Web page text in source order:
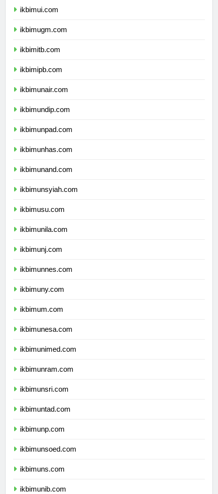
ikbimui.com
ikbimugm.com
ikbimitb.com
ikbimipb.com
ikbimunair.com
ikbimundip.com
ikbimunpad.com
ikbimunhas.com
ikbimunand.com
ikbimunsyiah.com
ikbimusu.com
ikbimunila.com
ikbimunj.com
ikbimunnes.com
ikbimuny.com
ikbimum.com
ikbimunesa.com
ikbimunimed.com
ikbimunram.com
ikbimunsri.com
ikbimuntad.com
ikbimunp.com
ikbimunsoed.com
ikbimuns.com
ikbimunib.com